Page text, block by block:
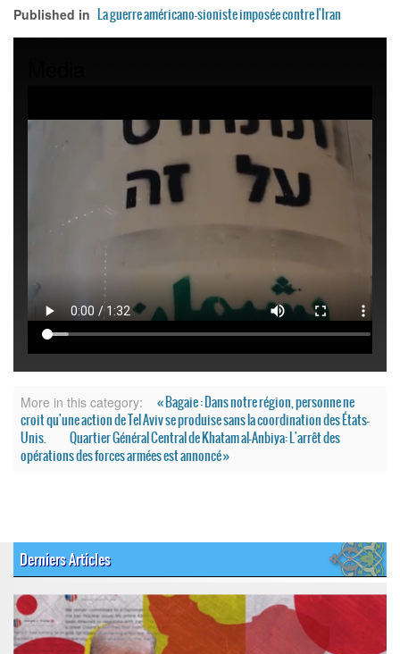
Published in La guerre américano-sioniste imposée contre l'Iran
More in this category:
« Bagaie : Dans notre région, personne ne
croit qu'une action de Tel Aviv se produise sans la coordination des États-
Unis.
Quartier Général Central de Khatam al-Anbiya: L'arrêt des
opérations des forces armées est annoncé »
Derniers Articles